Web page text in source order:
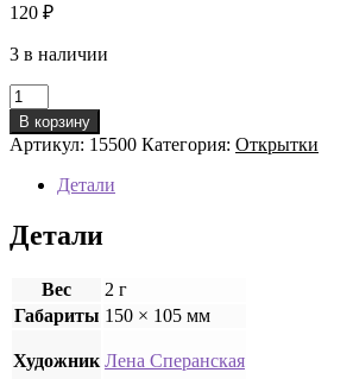
120 ₽
3 в наличии
Количество
товара
Открытка
Лены
Сперанской
«Ловить
свой
путь»
В корзину
Артикул: 15500 Категория: Открытки
Детали
Детали
Вес
2 г
Габариты 150 × 105 мм
Художник Лена Сперанская